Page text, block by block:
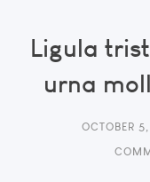
Ligula
urna
OCTOBER